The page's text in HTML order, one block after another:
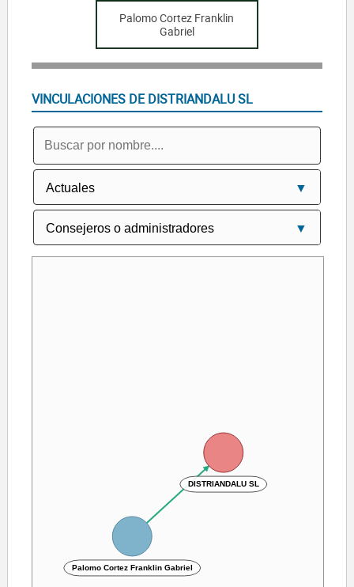
Palomo Cortez Franklin
Gabriel
VINCULACIONES DE DISTRIANDALU SL
DISTRIANDALU SL
Palomo Cortez Franklin Gabriel